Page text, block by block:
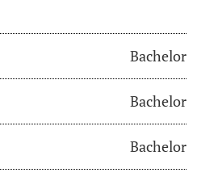
Bachelor
Bachelor
Bachelor